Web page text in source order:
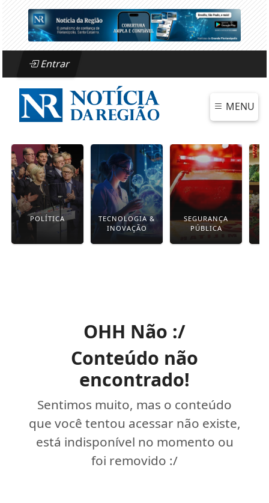
Entrar
MENU
POLÍTICA
TECNOLOGIA &
INOVAÇÃO
SEGURANÇA
PÚBLICA
OHH Não :/
Conteúdo não
encontrado!
Sentimos muito, mas o conteúdo
que você tentou acessar não existe,
está indisponível no momento ou
foi removido :/